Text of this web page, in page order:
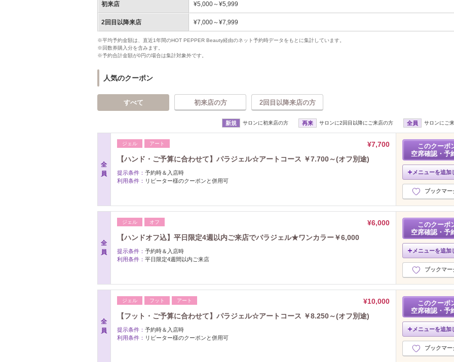
初来店 ¥5,000～¥5,999
2回目以降来店 ¥7,000～¥7,999
※平均予約金額は、直近1年間のHOT PEPPER Beauty経由のネット予約時データをもとに集計しています。
※回数券購入分を含みます。
※予約合計金額が0円の場合は集計対象外です。
人気のクーポン
すべて 初来店の方 2回目以降来店の方
新規 サロンに初来店の方 再来 サロンに2回目以降にご来店の方 全員 サロンにご
全
員
ジェル アート
¥7,700
【ハンド・ご予算に合わせて】パラジェル☆アートコース ￥7.700～(オフ別途)
提示条件： 予約時＆入店時
利用条件： リピーター様のクーポンと併用可
このクーポ
空席確認・予
メニューを追加
ブックマー
全
員
ジェル オフ
¥6,000
【ハンドオフ込】平日限定4週以内ご来店でバラジェル★ワンカラー￥6,000
提示条件： 予約時＆入店時
利用条件： 平日限定4週間以内ご来店
このクーポ
空席確認・予
メニューを追加
ブックマー
全
員
ジェル フット アート
¥10,000
【フット・ご予算に合わせて】パラジェル☆アートコース ￥8.250～(オフ別途)
提示条件： 予約時＆入店時
利用条件： リピーター様のクーポンと併用可
このクーポ
空席確認・予
メニューを追加
ブックマー